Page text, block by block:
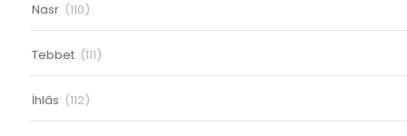
Nasr (110)
Tebbet (111)
İhlâs (112)